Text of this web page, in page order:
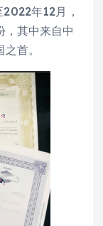
年12月，
，其中来自中
首。